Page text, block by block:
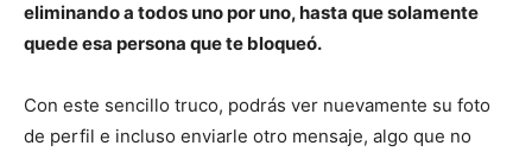
eliminando a todos uno por uno, hasta que solamente
quede esa persona que te bloqueó.
Con este sencillo truco, podrás ver nuevamente su foto
de perfil e incluso enviarle otro mensaje, algo que no